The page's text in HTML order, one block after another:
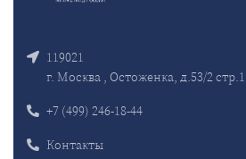
119021
г. Москва , Остоженка, д.53/2 стр.1
+7 (499) 246-18-44
Контакты